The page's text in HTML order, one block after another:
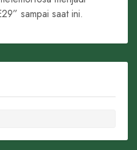
sampai saat ini.